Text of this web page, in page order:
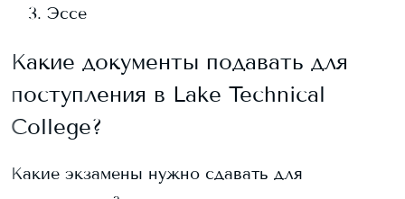
Эссе
Какие документы подавать для
поступления в Lake Technical
College?
Какие экзамены нужно сдавать для